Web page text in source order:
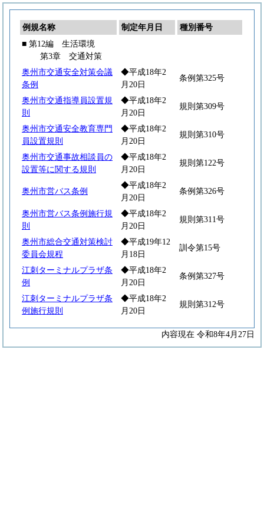
例規名称 制定年月日
種別番号
■ 第12編 生活環境
第3章 交通対策
奥州市交通安全対策会議
条例
◆平成18年2
月20日
条例第325号
奥州市交通指導員設置規
則
◆平成18年2
月20日
規則第309号
奥州市交通安全教育専門
員設置規則
◆平成18年2
月20日
規則第310号
奥州市交通事故相談員の
設置等に関する規則
◆平成18年2
月20日
規則第122号
奥州市営バス条例
◆平成18年2
月20日
条例第326号
奥州市営バス条例施行規
則
◆平成18年2
月20日
規則第311号
奥州市総合交通対策検討
委員会規程
◆平成19年12
月18日
訓令第15号
江刺ターミナルプラザ条
例
◆平成18年2
月20日
条例第327号
江刺ターミナルプラザ条
例施行規則
◆平成18年2
月20日
規則第312号
内容現在 令和8年4月27日